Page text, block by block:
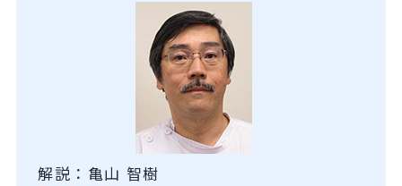
解説：亀山 智樹